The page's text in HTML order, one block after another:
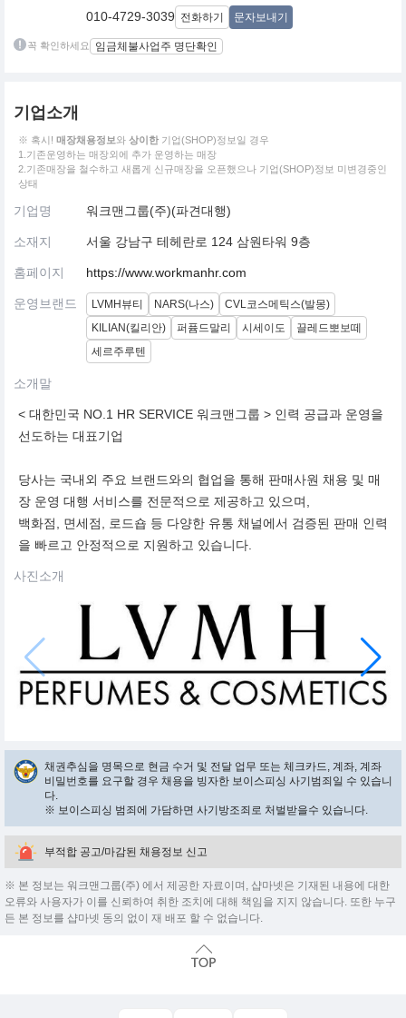
010-4729-3039 전화하기 문자보내기
꼭 확인하세요 임금체불사업주 명단확인
기업소개
※ 혹시! 매장채용정보와 상이한 기업(SHOP)정보일 경우
1.기존운영하는 매장외에 추가 운영하는 매장
2.기존매장을 철수하고 새롭게 신규매장을 오픈했으나 기업(SHOP)정보 미변경중인
상태
기업명 워크맨그룹(주)(파견대행)
소재지 서울 강남구 테헤란로 124 삼원타워 9층
홈페이지 https://www.workmanhr.com
운영브랜드 LVMH뷰티 NARS(나스)
CVL코스메틱스(발몽)
KILIAN(킬리안)
퍼퓸드말리 시세이도
끌레드뽀보떼
세르주루텐
소개말
< 대한민국 NO.1 HR SERVICE 워크맨그룹 > 인력 공급과 운영을
선도하는 대표기업
당사는 국내외 주요 브랜드와의 협업을 통해 판매사원 채용 및 매
장 운영 대행 서비스를 전문적으로 제공하고 있으며,
백화점, 면세점, 로드숍 등 다양한 유통 채널에서 검증된 판매 인력
을 빠르고 안정적으로 지원하고 있습니다.
사진소개
채권추심을 명목으로 현금 수거 및 전달 업무 또는 체크카드, 계좌, 계좌
비밀번호를 요구할 경우 채용을 빙자한 보이스피싱 사기범죄일 수 있습니
다.
※ 보이스피싱 범죄에 가담하면 사기방조죄로 처벌받을수 있습니다.
부적합 공고/마감된 채용정보 신고
※ 본 정보는 워크맨그룹(주) 에서 제공한 자료이며, 샵마넷은 기재된 내용에 대한
오류와 사용자가 이를 신뢰하여 취한 조치에 대해 책임을 지지 않습니다. 또한 누구
든 본 정보를 샵마넷 동의 없이 재 배포 할 수 없습니다.